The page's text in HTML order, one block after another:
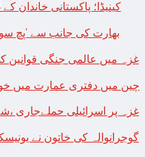
بھارت کی جانب سے ’پچ
غزہ میں عالمی جنگی قوانین
گوجرانوالہ کی خاتون نے